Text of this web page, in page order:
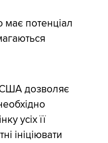
має потенціал
США дозволяє
усіх її
ініціювати